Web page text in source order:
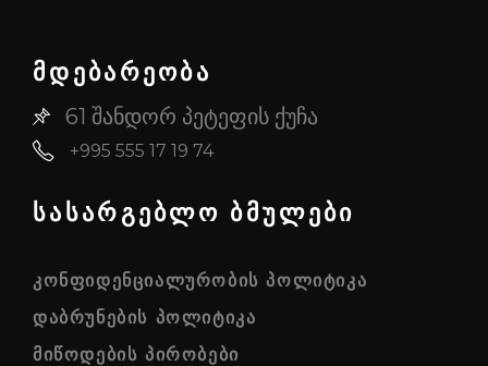
მდებარეობა
61 შანდორ პეტეფის ქუჩა
+995 555 17 19 74
სასარგებლო ბმულები
ᲙᲝᲜᲤᲘᲓᲔᲜᲪᲘᲐᲚᲣᲠᲝᲑᲘᲡ ᲞᲝᲚᲘᲢᲘᲙᲐ
ᲓᲐᲑᲠᲣᲜᲔᲑᲘᲡ ᲞᲝᲚᲘᲢᲘᲙᲐ
ᲛᲘᲬᲝᲓᲔᲑᲘᲡ ᲞᲘᲠᲝᲑᲔᲑᲘ